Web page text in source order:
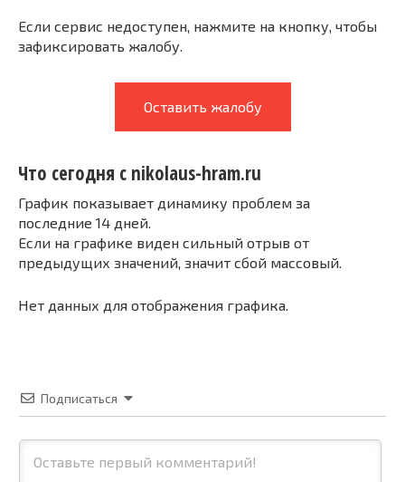
Если сервис недоступен, нажмите на кнопку, чтобы
зафиксировать жалобу.
Оставить жалобу
Что сегодня с nikolaus-hram.ru
График показывает динамику проблем за
последние 14 дней.
Если на графике виден сильный отрыв от
предыдущих значений, значит сбой массовый.
Нет данных для отображения графика.
Подписаться